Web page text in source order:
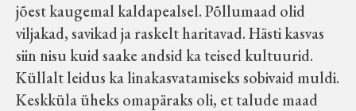
Märjamaa ümbruse valdade
elanike nimekirjad seisuga
15.12.1938
jõest kaugemal kaldapealsel. Põllumaad olid
viljakad, savikad ja raskelt haritavad. Hästi kasvas
siin nisu kuid saake andsid ka teised kultuurid.
Küllalt leidus ka linakasvatamiseks sobivaid muldi.
Keskküla üheks omapäraks oli, et talude maad